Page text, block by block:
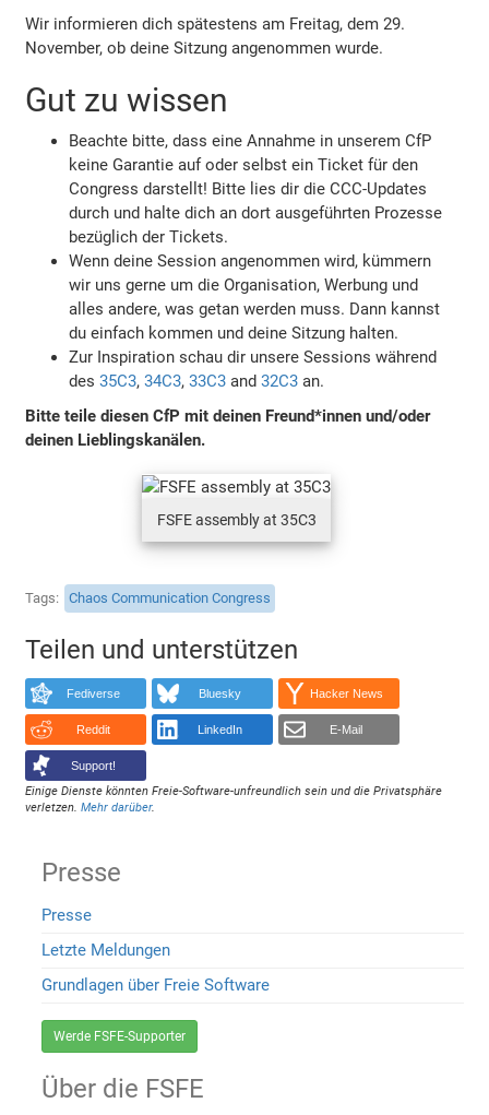
Wir informieren dich spätestens am Freitag, dem 29.
November, ob deine Sitzung angenommen wurde.
Gut zu wissen
Beachte bitte, dass eine Annahme in unserem CfP
keine Garantie auf oder selbst ein Ticket für den
Congress darstellt! Bitte lies dir die CCC-Updates
durch und halte dich an dort ausgeführten Prozesse
bezüglich der Tickets.
Wenn deine Session angenommen wird, kümmern
wir uns gerne um die Organisation, Werbung und
alles andere, was getan werden muss. Dann kannst
du einfach kommen und deine Sitzung halten.
Zur Inspiration schau dir unsere Sessions während
des35C3,34C3,33C3 and32C3 an.
Bitte teile diesen CfP mit deinen Freund*innen und/oder
deinen Lieblingskanälen.
FSFE assembly at 35C3
Tags Chaos Communication Congress
Teilen und unterstützen
Fediverse Bluesky Hacker News
Reddit LinkedIn E-Mail
Support!
Einige Dienste könnten Freie-Software-unfreundlich sein und die Privatsphäre
verletzen.Mehr darüber.
Presse
Presse
Letzte Meldungen
Grundlagen über Freie Software
Werde FSFE-Supporter
Über die FSFE